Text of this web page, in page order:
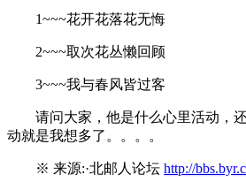
1~~~花开花落花无悔
2~~~取次花丛懒回顾
3~~~我与春风皆过客
请问大家，他是什么心里活动，
动就是我想多了。。。。
※ 来源:·北邮人论坛 http://